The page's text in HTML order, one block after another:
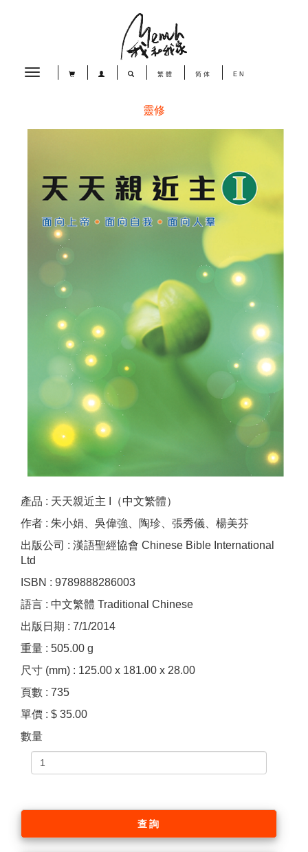
Toggle
繁體 简体 EN
靈修
產品 : 天天親近主 I（中文繁體）
作者 : 朱小娟、吳偉強、陶珍、張秀儀、楊美芬
出版公司 : 漢語聖經協會 Chinese Bible International
Ltd
ISBN : 9789888286003
語言 : 中文繁體 Traditional Chinese
出版日期 : 7/1/2014
重量 : 505.00 g
尺寸 (mm) : 125.00 x 181.00 x 28.00
頁數 : 735
單價 : $ 35.00
數量
查詢